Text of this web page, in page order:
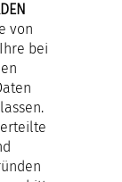
von
bei